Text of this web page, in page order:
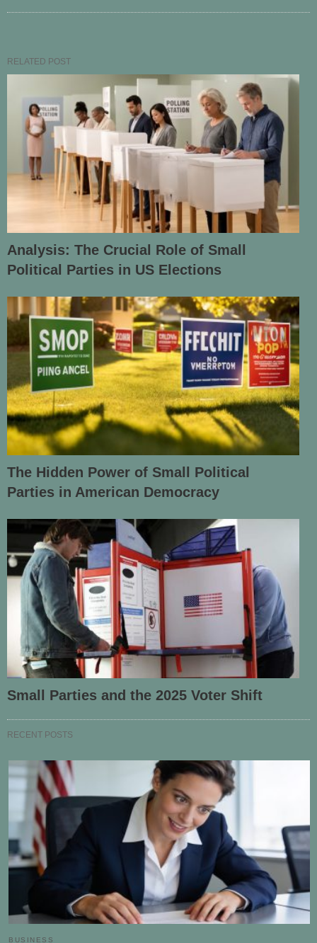
RELATED POST
Analysis: The Crucial Role of Small
Political Parties in US Elections
The Hidden Power of Small Political
Parties in American Democracy
Small Parties and the 2025 Voter Shift
RECENT POSTS
BUSINESS